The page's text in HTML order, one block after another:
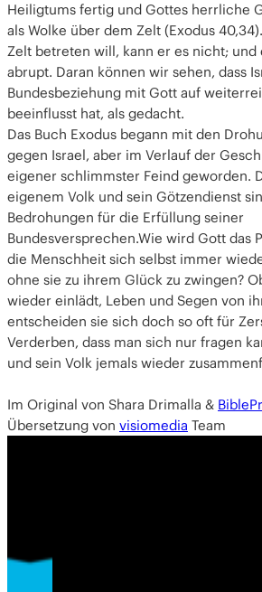
Heiligtums fertig und Gottes herrliche
als Wolke über dem Zelt (Exodus
Zelt betreten will, kann er es nicht; und
abrupt. Daran können wir sehen, dass
Bundesbeziehung mit Gott auf
beeinflusst hat, als gedacht.
Das Buch Exodus begann mit den
gegen Israel, aber im Verlauf der
eigener schlimmster Feind geworden.
eigenem Volk und sein Götzendienst
Bedrohungen für die Erfüllung seiner
Bundesversprechen.Wie wird Gott das
die Menschheit sich selbst immer
ohne sie zu ihrem Glück zu zwingen?
wieder einlädt, Leben und Segen von
entscheiden sie sich doch so oft für
Verderben, dass man sich nur fragen
und sein Volk jemals wieder
Im Original von Shara Drimalla &
Übersetzung von visiomedia Team